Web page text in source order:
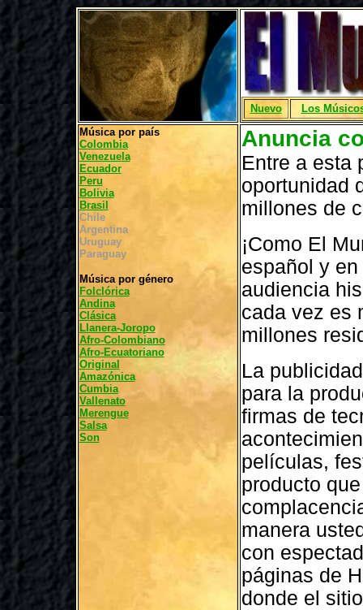
Nuevo
Los
Música por país
Colombia
Venezuela
Ecuador
Peru
Bolivia
Brasil
Chile
Argentina
Uruguay
Paraguay
Música por género
Folclórica
Andina
Clásica
Llanera-Joropo
Afro-Colombiano
Afro-Ecuatoriano
Original
Amazónica
Cumbia
Vallenato
Merengue
Salsa
Son
Anuncia
Entre a esta
oportunidad
millones de
¡Como El
español y
audiencia
cada vez es
millones
La
para la
firmas de
películas,
producto
manera
con
páginas de
donde el